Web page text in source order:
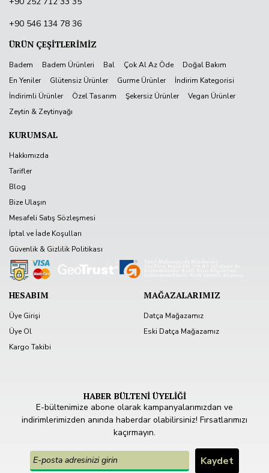
+90 546 134 78 36
ÜRÜN ÇEŞİTLERİMİZ
Badem Badem Ürünleri Bal Çok Al Az Öde
Doğal Bakım
En Yeniler
Glütensiz Ürünler Gurme Ürünler
İndirim Kategorisi
İndirimli Ürünler
Özel Tasarım Şekersiz Ürünler
Vegan Ürünler
Zeytin & Zeytinyağı
KURUMSAL
Hakkımızda
Tarifler
Blog
Bize Ulaşın
Mesafeli Satış Sözleşmesi
İptal ve İade Koşulları
Güvenlik & Gizlilik Politikası
HESABIM
Üye Girişi
Üye Ol
Kargo Takibi
MAĞAZALARIMIZ
Datça Mağazamız
Eski Datça Mağazamız
HABER BÜLTENİ ÜYELİĞİ
E-bültenimize abone olarak kampanyalarımızdan ve
indirimlerimizden anında haberdar olabilirsiniz! Fırsatlarımızı
kaçırmayın.